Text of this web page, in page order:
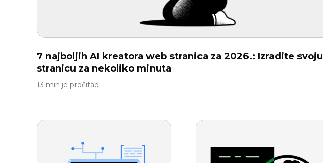
7 najboljih AI kreatora web stranica za 2026.: Izradite svoju
stranicu za nekoliko minuta
13 min je pročitao